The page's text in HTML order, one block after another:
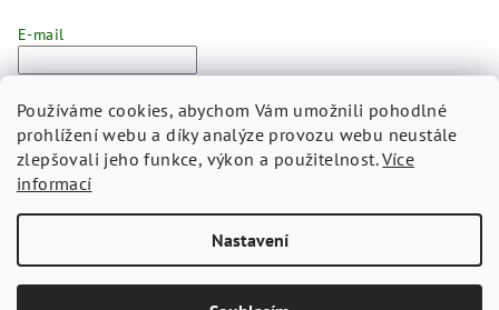
Používáme cookies, abychom Vám umožnili pohodlné
prohlížení webu a díky analýze provozu webu neustále
zlepšovali jeho funkce, výkon a použitelnost.Více
informací
Nastavení
E-mail
Přihlásit se
Nová registrace